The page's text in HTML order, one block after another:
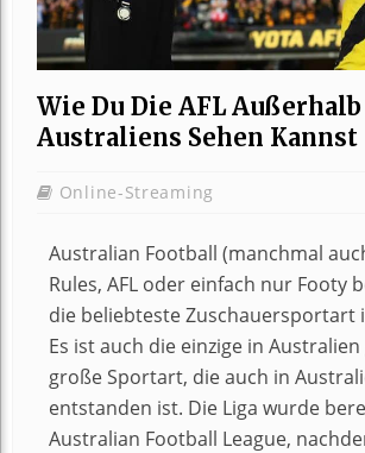
Wie Du Die AFL Außerhalb
Australiens Sehen Kannst
Online-Streaming
Australian Football (manchmal
Rules, AFL oder einfach nur Footy
die beliebteste Zuschauersportart
Es ist auch die einzige in
große Sportart, die auch in
entstanden ist. Die Liga wurde
Australian Football League,